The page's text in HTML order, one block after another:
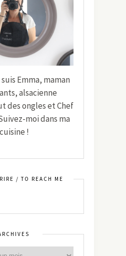
Emma, maman
alsacienne
des ongles et Chef
moi dans ma
cuisine !
/ TO REACH ME